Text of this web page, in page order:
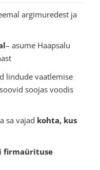
argimuredest ja
– asume Haapsalu
lindude vaatlemise
soojas voodis
sa vajad kohta, kus
firmaürituse